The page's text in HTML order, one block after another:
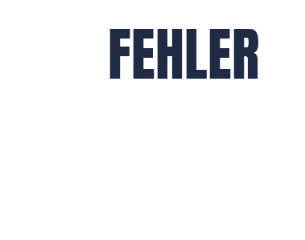
FEHLER